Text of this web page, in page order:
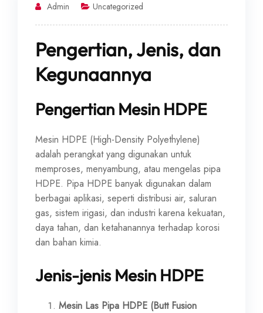
Admin Uncategorized
Pengertian, Jenis, dan
Kegunaannya
Pengertian Mesin HDPE
Mesin HDPE (High-Density Polyethylene)
adalah perangkat yang digunakan untuk
memproses, menyambung, atau mengelas pipa
HDPE. Pipa HDPE banyak digunakan dalam
berbagai aplikasi, seperti distribusi air, saluran
gas, sistem irigasi, dan industri karena kekuatan,
daya tahan, dan ketahanannya terhadap korosi
dan bahan kimia.
Jenis-jenis Mesin HDPE
Mesin Las Pipa HDPE (Butt Fusion